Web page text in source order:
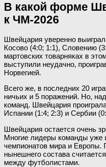
В какой форме
к ЧМ-2026
Швейцария уверенно
Косово (4:0; 1:1), Словению
мартовских товарняках в
выступили неудачно,
Норвегией.
Всего же, в последних 20
ничьих и 5 поражений. Но,
команд. Швейцария
Испании (1:4; 2:3) и Сербии
Швейцария остается очень
Многие лидеры команды уже
чемпионатов мира и
нынешнего состава
между футболистами.